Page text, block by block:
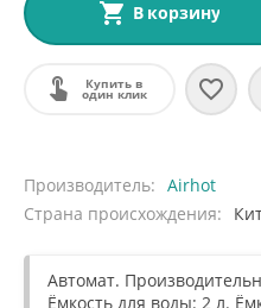
В корзину
Купить в
один клик
Производитель
Airhot
Страна происхождения
Автомат.
Ёмкость для воды: 2 л.